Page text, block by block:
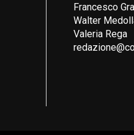
Francesco
Walter
Valeria Rega